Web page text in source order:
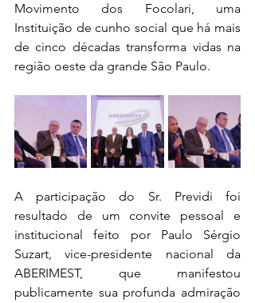
Movimento dos Focolari, uma
Instituição de cunho social que há mais
de cinco décadas transforma vidas na
região oeste da grande São Paulo.
A participação do Sr. Previdi foi
resultado de um convite pessoal e
institucional feito por Paulo Sérgio
Suzart, vice-presidente nacional da
ABERIMEST, que manifestou
publicamente sua profunda admiração